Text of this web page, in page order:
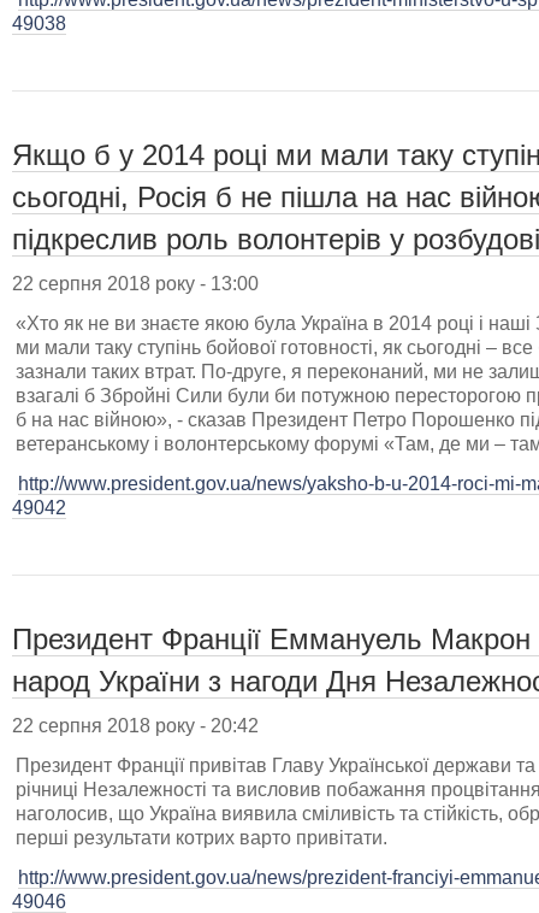
49038
Якщо б у 2014 році ми мали таку
сьогодні, Росія б не пішла на нас
підкреслив роль волонтерів у
22 серпня 2018 року - 13:00
«Хто як не ви знаєте якою була Україна в 2014 році і
ми мали таку ступінь бойової готовності, як сьогодні –
зазнали таких втрат. По-друге, я переконаний, ми не
взагалі б Збройні Сили були би потужною пересторогою
б на нас війною», - сказав Президент Петро Порошенко
ветеранському і волонтерському форумі «Там, де ми –
http://www.president.gov.ua/news/yaksho-b-u-2014-roci-mi-
49042
Президент Франції Еммануель Макрон
народ України з нагоди Дня
22 серпня 2018 року - 20:42
Президент Франції привітав Главу Української держави
річниці Незалежності та висловив побажання
наголосив, що Україна виявила сміливість та стійкість,
перші результати котрих варто привітати.
http://www.president.gov.ua/news/prezident-franciyi-
49046